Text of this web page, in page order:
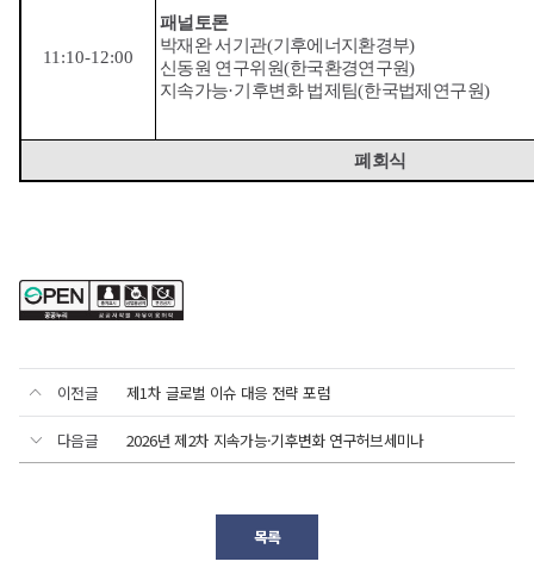
11:10-12:00
패널토론
박재완 서기관(기후에너지환경부)
신동원 연구위원(한국환경연구원)
지속가능·기후변화 법제팀(한국법제연구원)
폐회식
이전글 제1차 글로벌 이슈 대응 전략 포럼
다음글 2026년 제2차 지속가능·기후변화 연구허브세미나
목록